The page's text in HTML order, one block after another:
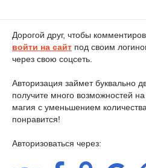
Дорогой друг, чтобы
войти на сайт под своим
через свою соцсеть.
Авторизация займет буквально
получите много возможностей
магия с уменьшением
понравится!
Авторизоваться через: